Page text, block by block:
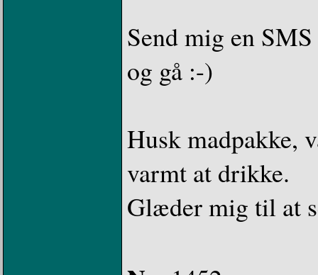
Send mig en
og gå :-)
Husk madpakke,
varmt at drikke.
Glæder mig til at